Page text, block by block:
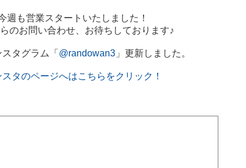
週も営業スタートいたしました！
のお問い合わせ、お待ちしております♪
タグラム「 @randowan3 」更新しました。
スタのページへはこちらをクリック！